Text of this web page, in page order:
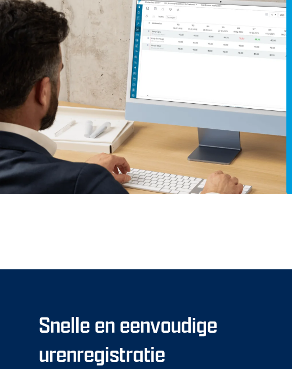
Snelle en eenvoudige
urenregistratie